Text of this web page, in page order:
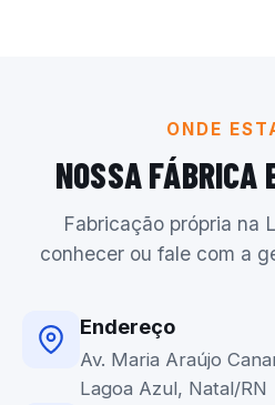
ONDE
NOSSA FÁBRICA
Fabricação própria na
conhecer ou fale com a
Endereço
Av. Maria Araújo
Lagoa Azul, Natal/RN